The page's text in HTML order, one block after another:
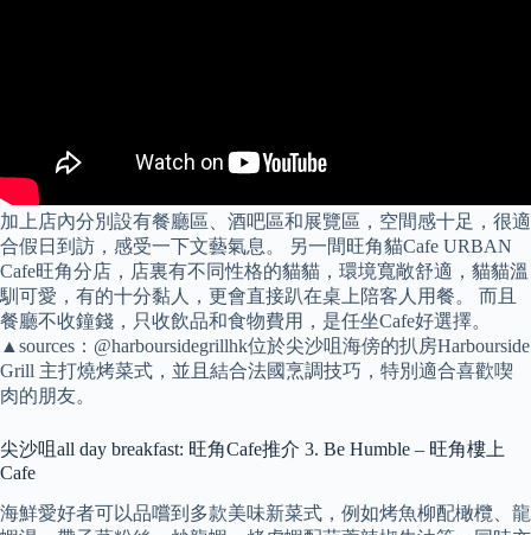
加上店內分別設有餐廳區、酒吧區和展覽區，空間感十足，很適
合假日到訪，感受一下文藝氣息。 另一間旺角貓Cafe URBAN
Cafe旺角分店，店裏有不同性格的貓貓，環境寬敞舒適，貓貓溫
馴可愛，有的十分黏人，更會直接趴在桌上陪客人用餐。 而且
餐廳不收鐘錢，只收飲品和食物費用，是任坐Cafe好選擇。
▲sources：@harboursidegrillhk位於尖沙咀海傍的扒房Harbourside
Grill 主打燒烤菜式，並且結合法國烹調技巧，特別適合喜歡喫
肉的朋友。
尖沙咀all day breakfast: 旺角Cafe推介 3. Be Humble – 旺角樓上
Cafe
海鮮愛好者可以品嚐到多款美味新菜式，例如烤魚柳配橄欖、龍